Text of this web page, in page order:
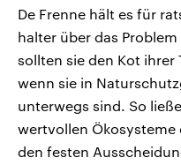
De Frenne hält es für
halter über das
sollten sie den Kot ihrer
wenn sie in
unterwegs sind. So
wertvollen Ökosysteme
den festen